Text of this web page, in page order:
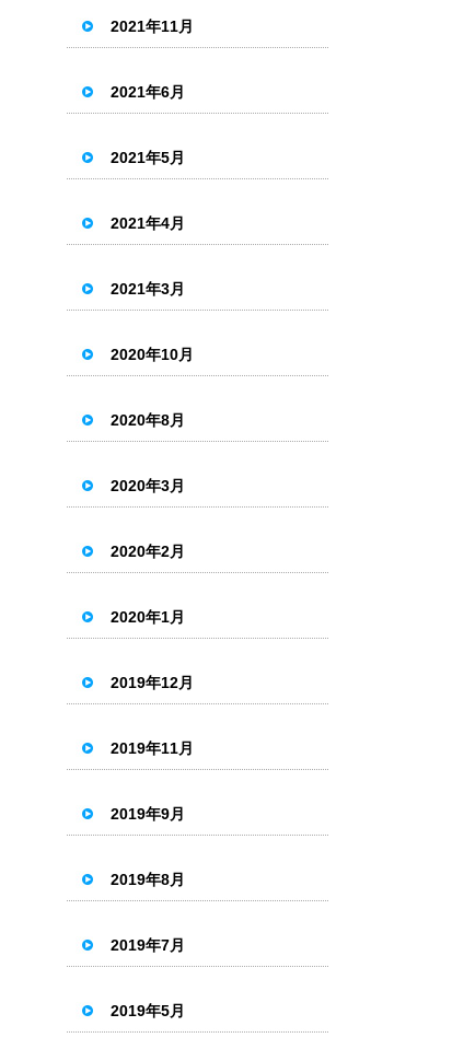
2021年11月
2021年6月
2021年5月
2021年4月
2021年3月
2020年10月
2020年8月
2020年3月
2020年2月
2020年1月
2019年12月
2019年11月
2019年9月
2019年8月
2019年7月
2019年5月